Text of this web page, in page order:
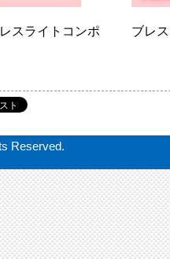
スライトコンポ ブレ
Reserved.